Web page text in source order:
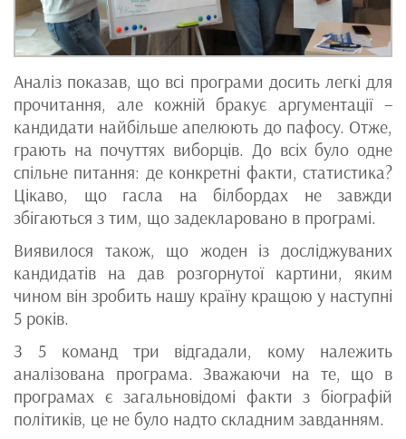
Аналіз показав, що всі програми досить легкі для
прочитання, але кожній бракує аргументації –
кандидати найбільше апелюють до пафосу. Отже,
грають на почуттях виборців. До всіх було одне
спільне питання: де конкретні факти, статистика?
Цікаво, що гасла на білбордах не завжди
збігаються з тим, що задекларовано в програмі.
Виявилося також, що жоден із досліджуваних
кандидатів на дав розгорнутої картини, яким
чином він зробить нашу країну кращою у наступні
5 років.
З 5 команд три відгадали, кому належить
аналізована програма. Зважаючи на те, що в
програмах є загальновідомі факти з біографій
політиків, це не було надто складним завданням.